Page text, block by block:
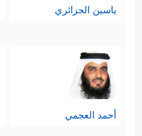
ياسين الجزائري
أحمد العجمي